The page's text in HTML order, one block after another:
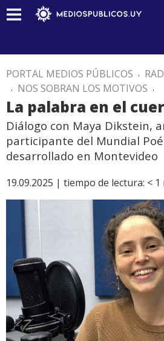
PORTAL MEDIOS PÚBLICOS .
. NOS SOBRAN LOS MOTIVOS .
La palabra en el
Diálogo con Maya Dikstein,
participante del Mundial
desarrollado en Montevideo
19.09.2025 | tiempo de lectura: < 1